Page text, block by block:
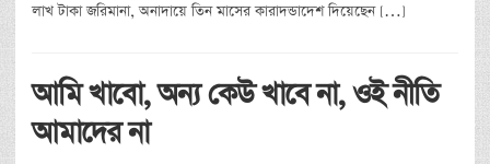
লাখ টাকা জরিমানা, অনাদায়ে তিন মাসের কারাদন্ডাদেশ দিয়েছেন […]
আমি খাবো, অন্য কেউ খাবে না, ওই নীতি
আমাদের না